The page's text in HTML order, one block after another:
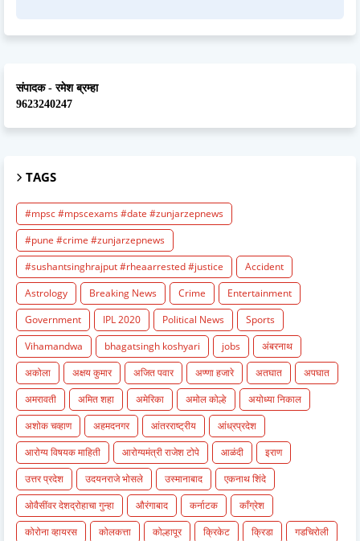
संपादक - रमेश ब्रम्हा
9623240247
TAGS
#mpsc #mpscexams #date #zunjarzepnews
#pune #crime #zunjarzepnews
#sushantsinghrajput #rheaarrested #justice
Accident
Astrology
Breaking News Crime
Entertainment
Government
IPL 2020 Political News
Sports
Vihamandwa
bhagatsingh koshyari jobs
अंबरनाथ
अकोला
अक्षय कुमार अजित पवार अण्णा हजारे अतघात
अपघात
अमरावती
अमित शहा अमेरिका अमोल कोल्हे
अयोध्या निकाल
अशोक चव्हाण
अहमदनगर आंतरराष्ट्रीय
आंध्रप्रदेश
आरोग्य विषयक माहिती
आरोग्यमंत्री राजेश टोपे आळंदी
इराण
उत्तर प्रदेश
उदयनराजे भोसले उस्मानाबाद
एकनाथ शिंदे
ओवैसींवर देशद्रोहाचा गुन्हा
औरंगाबाद कर्नाटक
काँग्रेश
कोरोना व्हायरस
कोलकत्ता कोल्हापूर क्रिकेट क्रिडा गडचिरोली